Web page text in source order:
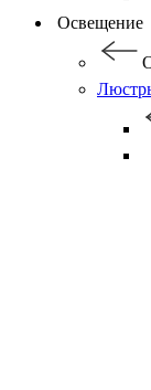
Освещение